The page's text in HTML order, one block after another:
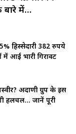
बारे में…
हिस्सेदारी 382 रुपये
आई भारी गिरावट
अदाणी ग्रुप के इस
हलचल… जानें पूरी